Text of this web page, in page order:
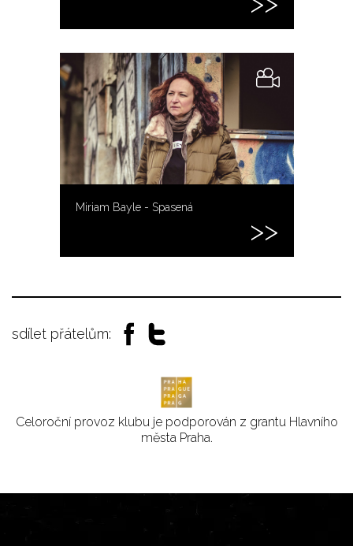
Miriam Bayle - Spasená
sdílet přátelům:
Celoroční provoz klubu je podporován z grantu Hlavního
města Praha.